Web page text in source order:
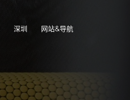
深圳 网站&导航